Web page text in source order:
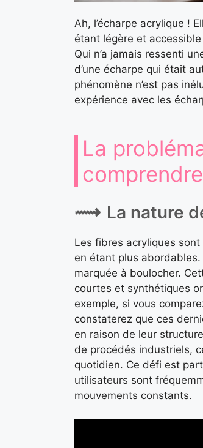
Ah, l’écharpe acrylique !
étant légère et
Qui n’a jamais ressenti
d’une écharpe qui était
phénomène n’est pas
expérience avec les
La
La nature
Les fibres acryliques
en étant plus
marquée à boulocher.
courtes et synthétiques
exemple, si vous
constaterez que ces
en raison de leur
de procédés industriels,
quotidien. Ce défi est
utilisateurs sont
mouvements constants.